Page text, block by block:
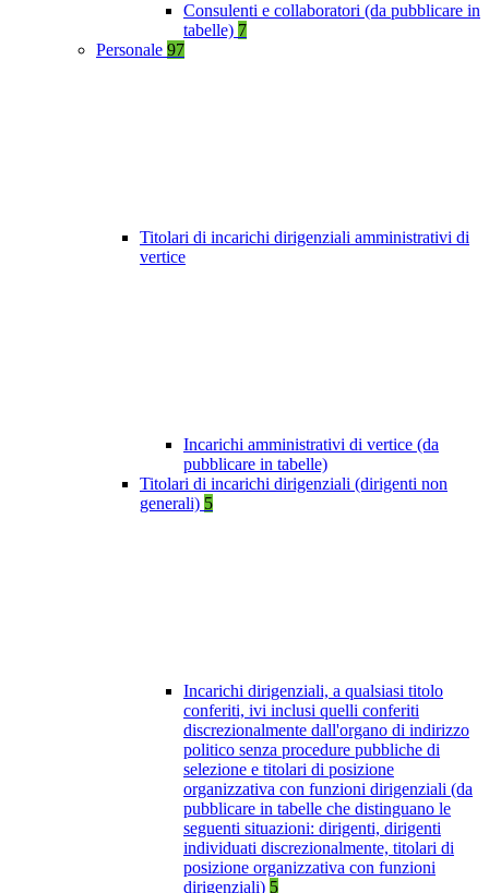
Consulenti e collaboratori (da pubblicare in
tabelle) 7
Personale 97
Titolari di incarichi dirigenziali amministrativi di
vertice
Incarichi amministrativi di vertice (da
pubblicare in tabelle)
Titolari di incarichi dirigenziali (dirigenti non
generali) 5
Incarichi dirigenziali, a qualsiasi titolo
conferiti, ivi inclusi quelli conferiti
discrezionalmente dall'organo di indirizzo
politico senza procedure pubbliche di
selezione e titolari di posizione
organizzativa con funzioni dirigenziali (da
pubblicare in tabelle che distinguano le
seguenti situazioni: dirigenti, dirigenti
individuati discrezionalmente, titolari di
posizione organizzativa con funzioni
dirigenziali) 5